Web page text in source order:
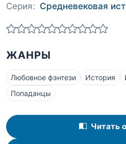
Серия: Средневековая
ЖАНРЫ
Любовное фэнтези История
Попаданцы
Читать